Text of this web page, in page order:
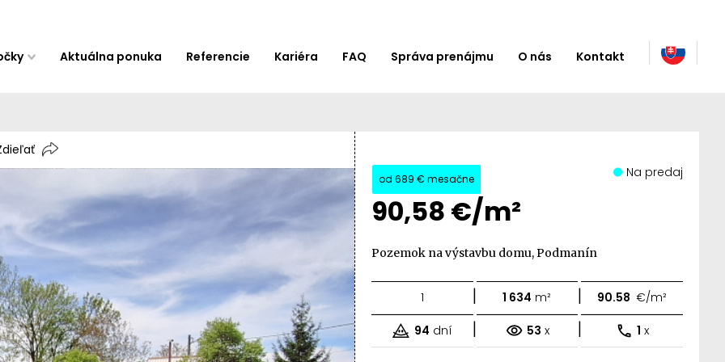
Aktuálna ponuka Referencie Kariéra FAQ Správa prenájmu O nás Kontakt
od 689 € mesačne
90,58 €/m²
Na predaj
Pozemok na výstavbu domu, Podmanín
1 | 1 634 m² | 90.58 €/m²
94 dní | 53 x | 1 x